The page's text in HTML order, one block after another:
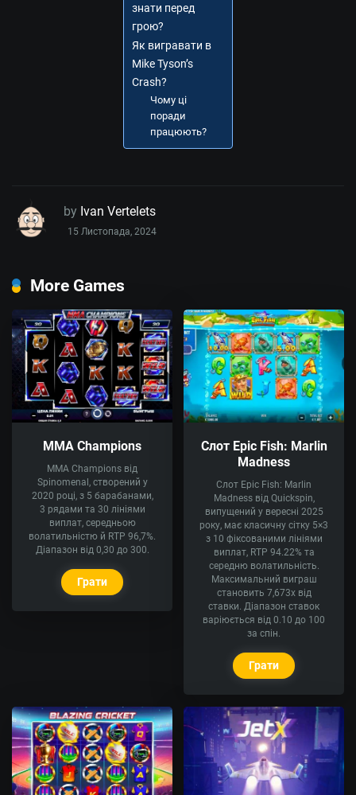
знати перед
грою?
Як вигравати в
Mike Tyson’s
Crash?
Чому ці
поради
працюють?
by Ivan Vertelets
15 Листопада, 2024
More Games
MMA Champions
MMA Champions від
Spinomenal, створений у
2020 році, з 5 барабанами,
3 рядами та 30 лініями
виплат, середньою
волатильністю й RTP 96,7%.
Діапазон від 0,30 до 300.
Грати
Слот Epic Fish: Marlin
Madness
Слот Epic Fish: Marlin
Madness від Quickspin,
випущений у вересні 2025
року, має класичну сітку 5×3
з 10 фіксованими лініями
виплат, RTP 94.22% та
середню волатильність.
Максимальний виграш
становить 7,673x від
ставки. Діапазон ставок
варіюється від 0.10 до 100
за спін.
Грати